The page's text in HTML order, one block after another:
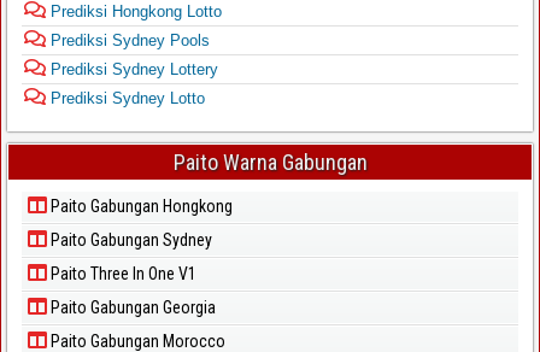
Prediksi Hongkong Lotto
Prediksi Sydney Pools
Prediksi Sydney Lottery
Prediksi Sydney Lotto
Paito Warna Gabungan
Paito Gabungan Hongkong
Paito Gabungan Sydney
Paito Three In One V1
Paito Gabungan Georgia
Paito Gabungan Morocco